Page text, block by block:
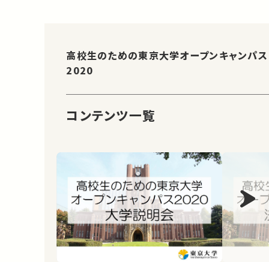
高校生のための東京大学オープンキャンパス
2020
コンテンツ一覧